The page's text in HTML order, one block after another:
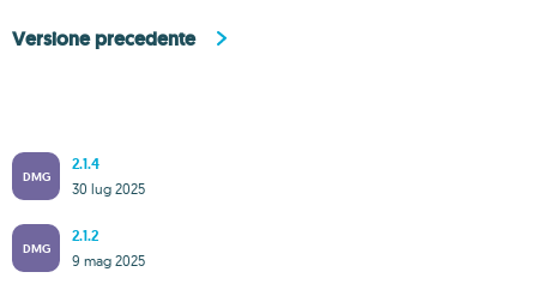
Versione precedente
DMG
2.1.4
30 lug 2025
DMG
2.1.2
9 mag 2025